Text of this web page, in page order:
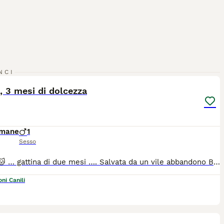
3 mesi di dolcezza
1
Sesso
Felicia 🐱 … gattina di due mesi …. Salvata da un vile abbandono Bellissima gattina bianco nera simpatica e giocherellona. ➡️ Basso Lazio, provincia di Latina (ad un passo da Roma); ➡️ Spulciata - Sverminata - Primo vaccino 💉 ➡️ No case con giardino se non in sicurezza; ➡️ Può viaggiare in staffetta in tutto il centro e nord Italia; ➡️ Per candidarsi alla sua adozione potete inviare un breve messaggio di presentazione al ￼⁨349 458 3385⁩ (indicando il nome della gattina, la città da cui scrivete e tutto quello che ritenete opportuno scrivere nella presentazione, non rispondo ai messaggi privi di presentazione).
Canili